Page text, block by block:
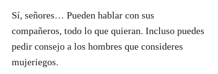
Sí, señores… Pueden hablar con sus
compañeros, todo lo que quieran. Incluso puedes
pedir consejo a los hombres que consideres
mujeriegos.